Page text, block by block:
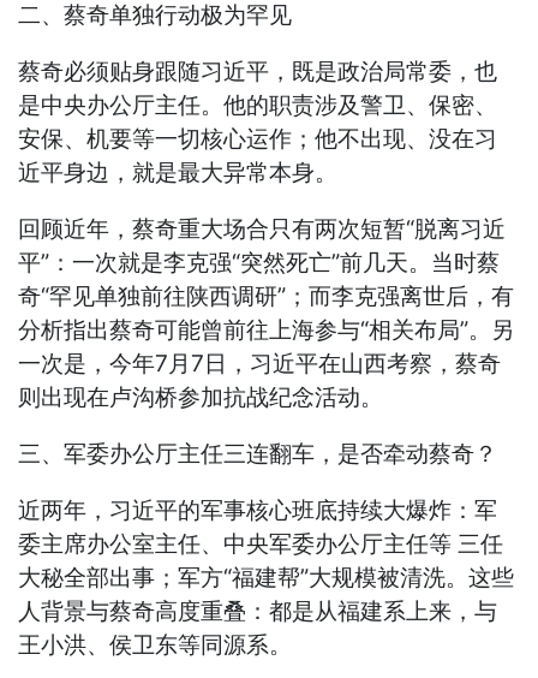
二、蔡奇单独行动极为罕见
蔡奇必须贴身跟随习近平，既是政治局常委，也
是中央办公厅主任。他的职责涉及警卫、保密、
安保、机要等一切核心运作；他不出现、没在习
近平身边，就是最大异常本身。
回顾近年，蔡奇重大场合只有两次短暂“脱离习近
平”：一次就是李克强“突然死亡”前几天。当时蔡
奇“罕见单独前往陕西调研”；而李克强离世后，有
分析指出蔡奇可能曾前往上海参与“相关布局”。另
一次是，今年7月7日，习近平在山西考察，蔡奇
则出现在卢沟桥参加抗战纪念活动。
三、军委办公厅主任三连翻车，是否牵动蔡奇？
近两年，习近平的军事核心班底持续大爆炸：军
委主席办公室主任、中央军委办公厅主任等 三任
大秘全部出事；军方“福建帮”大规模被清洗。这些
人背景与蔡奇高度重叠：都是从福建系上来，与
王小洪、侯卫东等同源系。